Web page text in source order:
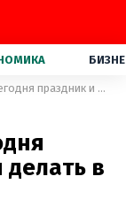
27 января – какой сегодня праздник и что нельзя делать в этот день
делать в